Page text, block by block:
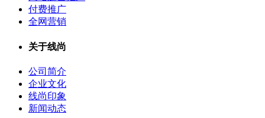
付费推广
全网营销
关于线尚
公司简介
企业文化
线尚印象
新闻动态